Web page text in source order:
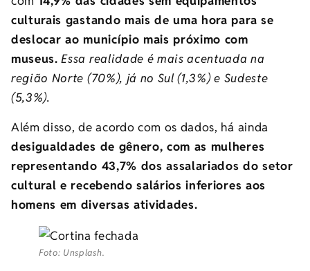
culturais gastando mais de uma hora para se
deslocar ao município mais próximo com
museus. Essa realidade é mais acentuada na
região Norte (70%), já no Sul (1,3%) e Sudeste
(5,3%).
Além disso, de acordo com os dados, há ainda
desigualdades de gênero, com as mulheres
representando 43,7% dos assalariados do setor
cultural e recebendo salários inferiores aos
homens em diversas atividades.
Foto: Unsplash.